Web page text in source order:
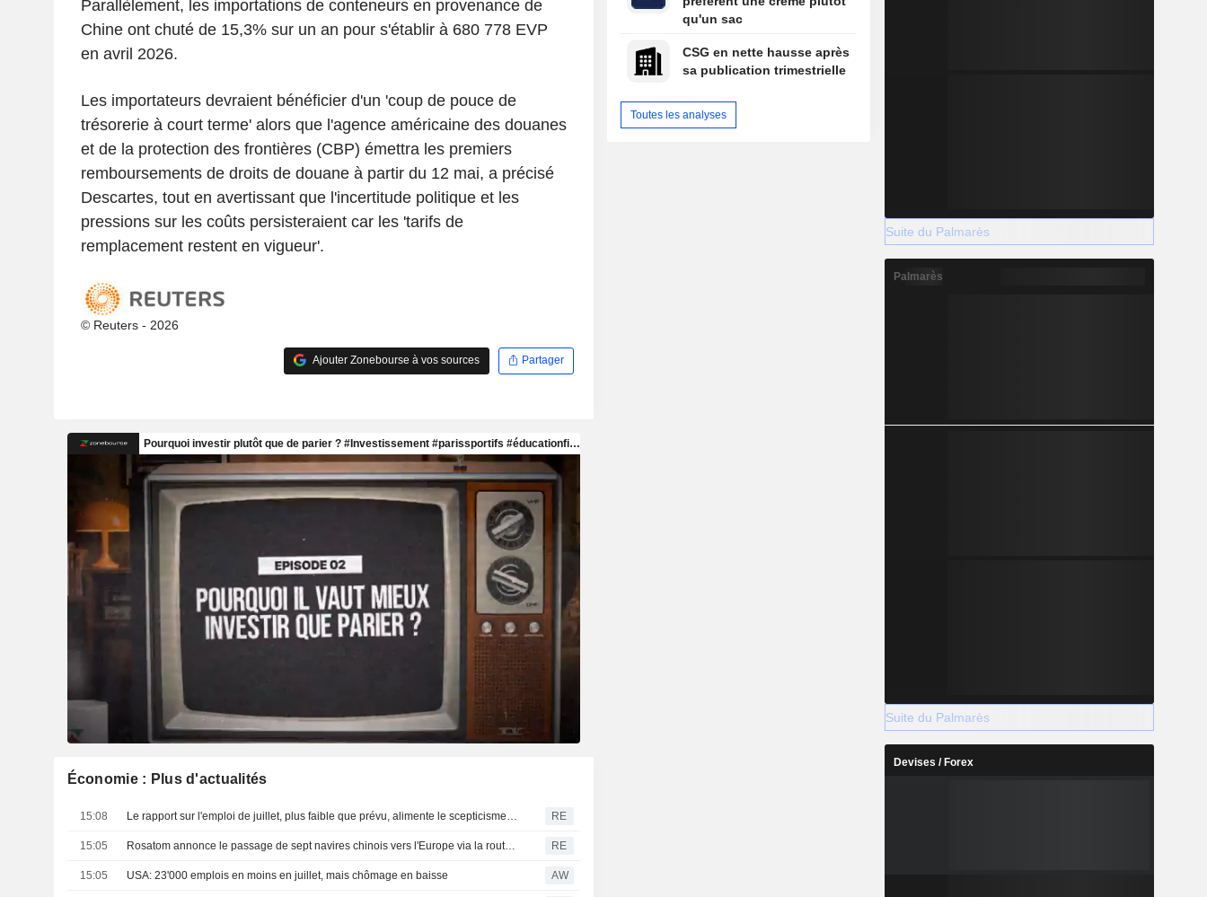
Parallèlement, les importations de conteneurs en provenance de
Chine ont chuté de 15,3% sur un an pour s'établir à 680 778 EVP
en avril 2026.
Les importateurs devraient bénéficier d'un 'coup de pouce de
trésorerie à court terme' alors que l'agence américaine des douanes
et de la protection des frontières (CBP) émettra les premiers
remboursements de droits de douane à partir du 12 mai, a précisé
Descartes, tout en avertissant que l'incertitude politique et les
pressions sur les coûts persisteraient car les 'tarifs de
remplacement restent en vigueur'.
© Reuters - 2026
Ajouter Zonebourse à vos sources Partager
Économie : Plus d'actualités
15:08 RE
15:05 RE
15:05 USA: 23'000 emplois en moins en juillet, mais chômage en baisse AW
qu'un sac
CSG en nette hausse après
sa publication trimestrielle
Toutes les analyses
Suite du Palmarès
Palmarès
Suite du Palmarès
Devises / Forex